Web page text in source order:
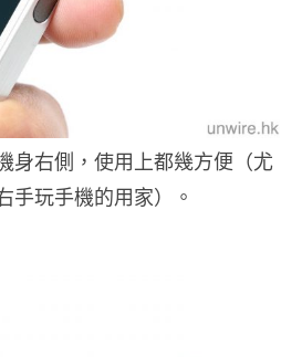
身右側，使用上都幾方便（尤
手玩手機的用家）。